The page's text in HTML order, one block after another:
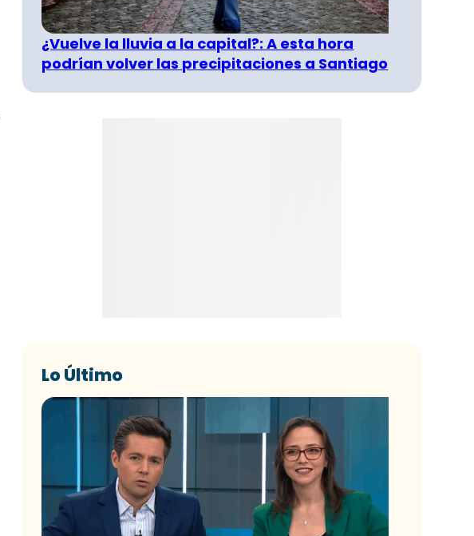
¿Vuelve la lluvia a la capital?: A esta hora
podrían volver las precipitaciones a Santiago
Lo Último